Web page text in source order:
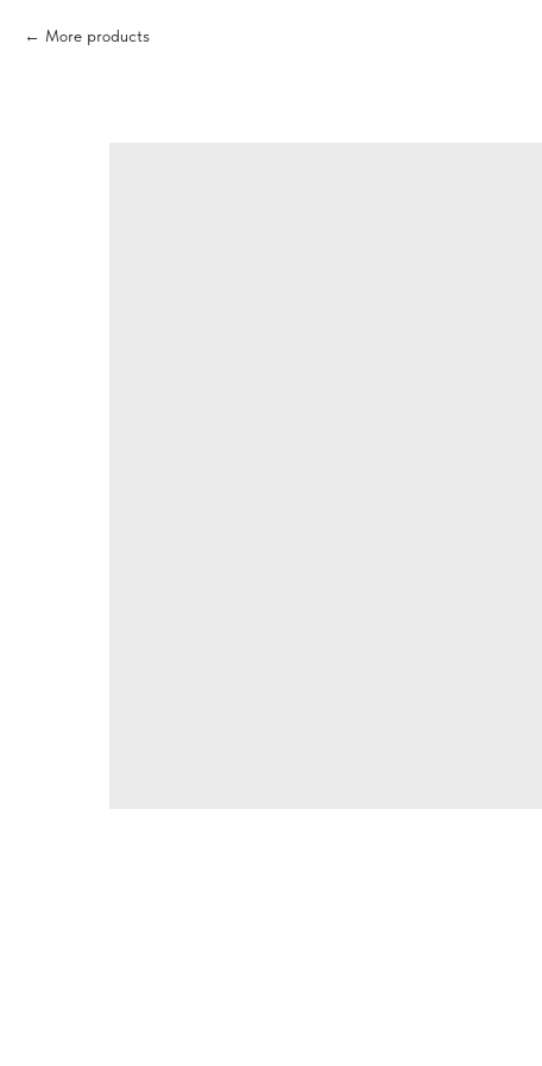
More products